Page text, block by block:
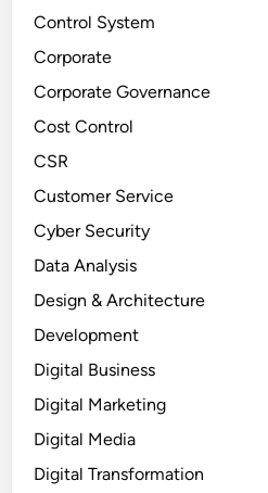
Control System
Corporate
Corporate Governance
Cost Control
CSR
Customer Service
Cyber Security
Data Analysis
Design & Architecture
Development
Digital Business
Digital Marketing
Digital Media
Digital Transformation